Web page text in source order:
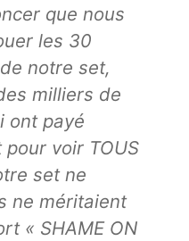
que nous
les 30
notre set,
milliers de
ont payé
voir TOUS
set ne
ne méritaient
« SHAME ON